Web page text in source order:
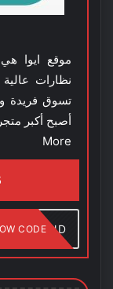
موقع ايوا
نظارات
تسوق فريدة
أصبح أكبر
More
AIND
CODE